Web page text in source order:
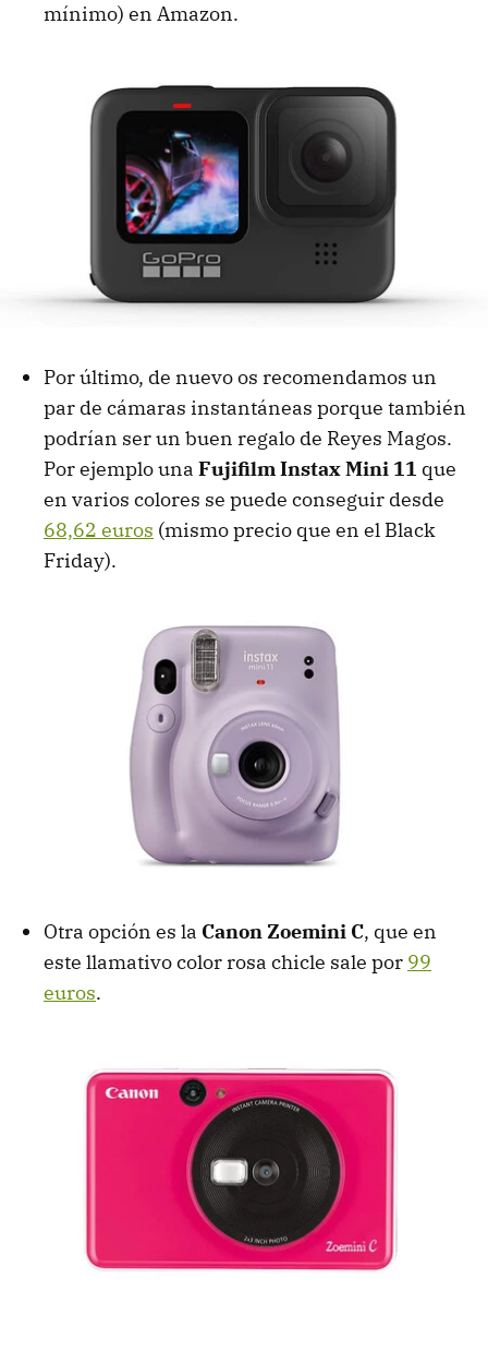
mínimo) en Amazon.
Por último, de nuevo os recomendamos un
par de cámaras instantáneas porque también
podrían ser un buen regalo de Reyes Magos.
Por ejemplo una Fujifilm Instax Mini 11 que
en varios colores se puede conseguir desde
68,62 euros (mismo precio que en el Black
Friday).
Otra opción es la Canon Zoemini C, que en
este llamativo color rosa chicle sale por 99
euros.